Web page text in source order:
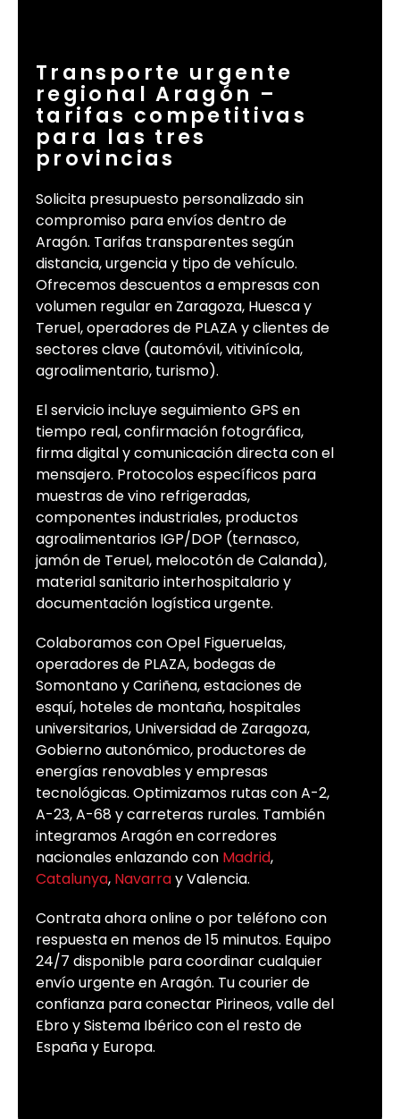
Transporte urgente
regional Aragón –
tarifas competitivas
para las tres
provincias
Solicita presupuesto personalizado sin
compromiso para envíos dentro de
Aragón. Tarifas transparentes según
distancia, urgencia y tipo de vehículo.
Ofrecemos descuentos a empresas con
volumen regular en Zaragoza, Huesca y
Teruel, operadores de PLAZA y clientes de
sectores clave (automóvil, vitivinícola,
agroalimentario, turismo).
El servicio incluye seguimiento GPS en
tiempo real, confirmación fotográfica,
firma digital y comunicación directa con el
mensajero. Protocolos específicos para
muestras de vino refrigeradas,
componentes industriales, productos
agroalimentarios IGP/DOP (ternasco,
jamón de Teruel, melocotón de Calanda),
material sanitario interhospitalario y
documentación logística urgente.
Colaboramos con Opel Figueruelas,
operadores de PLAZA, bodegas de
Somontano y Cariñena, estaciones de
esquí, hoteles de montaña, hospitales
universitarios, Universidad de Zaragoza,
Gobierno autonómico, productores de
energías renovables y empresas
tecnológicas. Optimizamos rutas con A-2,
A-23, A-68 y carreteras rurales. También
integramos Aragón en corredores
nacionales enlazando con Madrid,
Catalunya, Navarray Valencia.
Contrata ahora online o por teléfono con
respuesta en menos de 15 minutos. Equipo
24/7 disponible para coordinar cualquier
envío urgente en Aragón. Tu courier de
confianza para conectar Pirineos, valle del
Ebro y Sistema Ibérico con el resto de
España y Europa.